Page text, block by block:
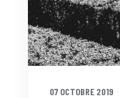
07 OCTOBRE 2019